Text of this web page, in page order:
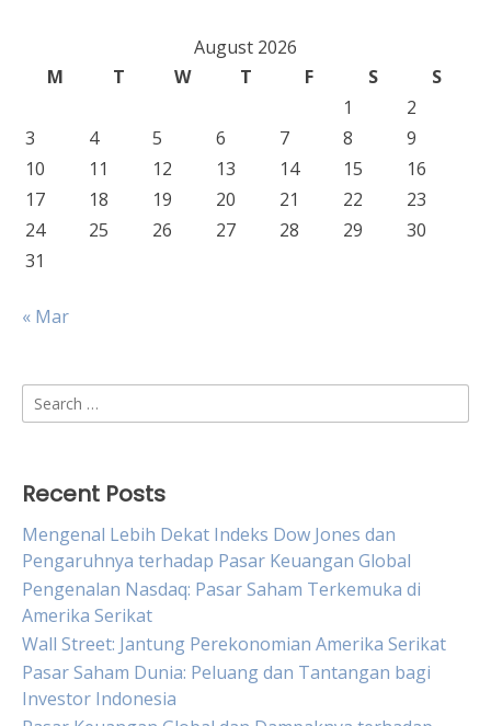
August 2026
M
T W T F S
S
1
2
3
4 5 6 7 8
9
10
11 12 13 14 15
16
17
18 19 20 21 22
23
24
25 26 27 28 29
30
31
« Mar
Search
for:
Recent Posts
Mengenal Lebih Dekat Indeks Dow Jones dan
Pengaruhnya terhadap Pasar Keuangan Global
Pengenalan Nasdaq: Pasar Saham Terkemuka di
Amerika Serikat
Wall Street: Jantung Perekonomian Amerika Serikat
Pasar Saham Dunia: Peluang dan Tantangan bagi
Investor Indonesia